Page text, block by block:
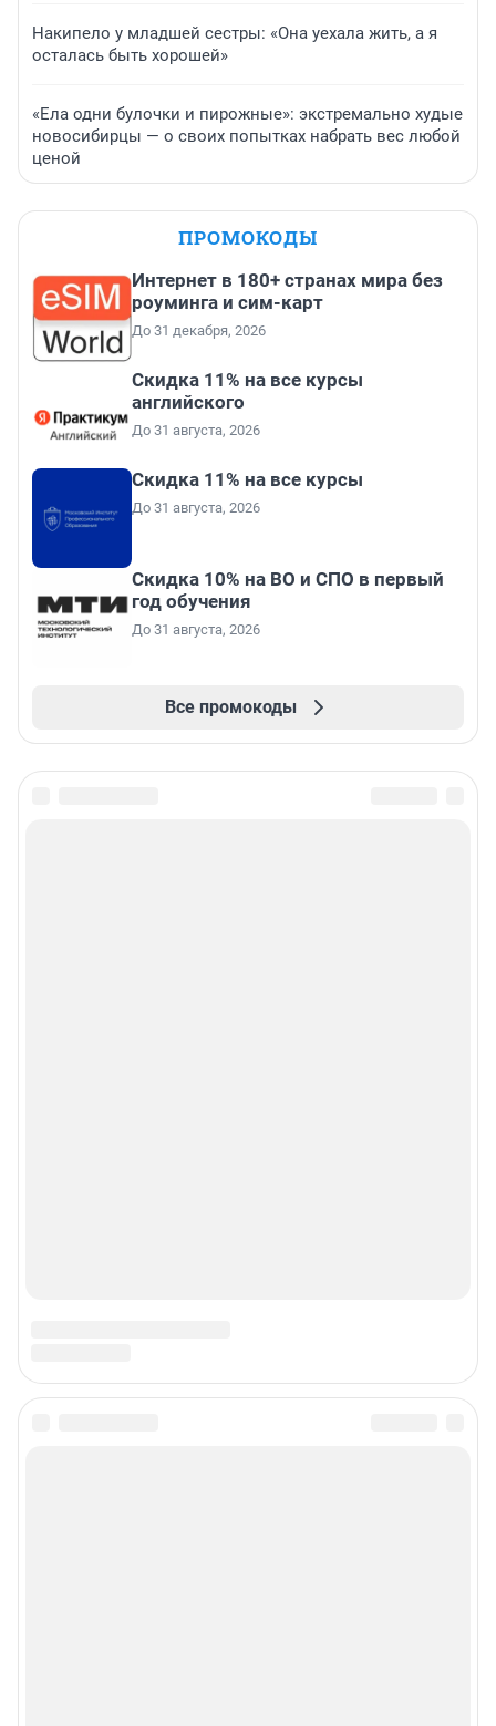
Накипело у младшей сестры: «Она уехала жить, а я
осталась быть хорошей»
«Ела одни булочки и пирожные»: экстремально худые
новосибирцы — о своих попытках набрать вес любой
ценой
ПРОМОКОДЫ
Интернет в 180+ странах мира без
роуминга и сим-карт
До 31 декабря, 2026
Скидка 11% на все курсы
английского
До 31 августа, 2026
Скидка 11% на все курсы
До 31 августа, 2026
Скидка 10% на ВО и СПО в первый
год обучения
До 31 августа, 2026
Все промокоды